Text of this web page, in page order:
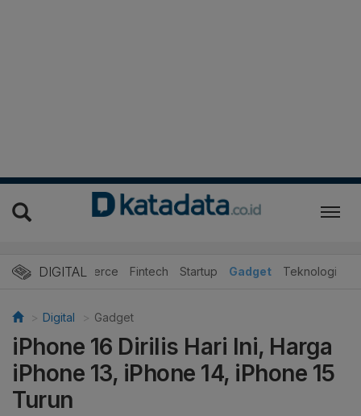
DIGITAL
E-Commerce Fintech Startup Gadget Teknologi
Digital Gadget
iPhone 16 Dirilis Hari Ini, Harga
iPhone 13, iPhone 14, iPhone 15
Turun